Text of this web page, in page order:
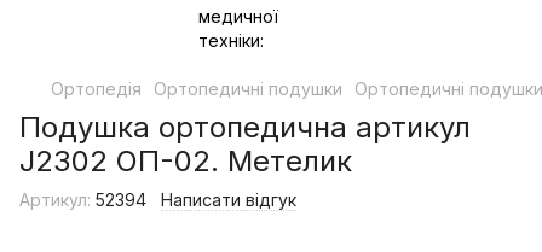
Ортопедія Ортопедичні подушки Ортопедичні
Подушка ортопедична артикул
J2302 ОП-02. Метелик
Артикул: 52394 Написати відгук